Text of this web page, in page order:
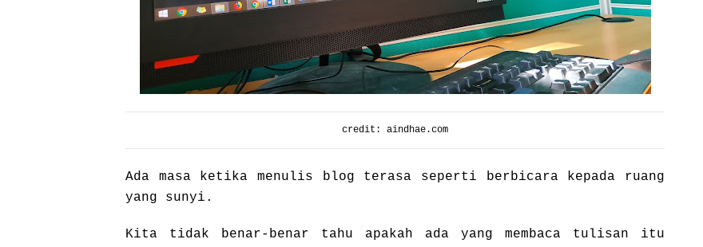
credit: aindhae.com
Ada masa ketika menulis blog terasa seperti berbicara kepada ruang
yang sunyi.
Kita tidak benar-benar tahu apakah ada yang membaca tulisan itu